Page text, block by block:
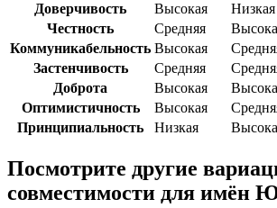
Доверчивость Высокая
Низкая
Честность
Средняя
Коммуникабельность Высокая
Застенчивость
Средняя
Доброта
Высокая
Оптимистичность
Высокая
Принципиальность
Низкая
Посмотрите другие
совместимости для имён